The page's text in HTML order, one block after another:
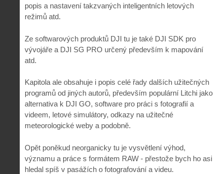
popis a nastavení takzvaných inteligentních letových
režimů atd.
Ze softwarových produktů DJI tu je také DJI SDK pro
vývojáře a DJI SG PRO určený především k mapování
atd.
Kapitola ale obsahuje i popis celé řady dalších užitečných
programů od jiných autorů, především populární Litchi jako
alternativa k DJI GO, software pro práci s fotografií a
videem, letové simulátory, odkazy na užitečné
meteorologické weby a podobně.
Opět poněkud neorganicky tu je vysvětlení výhod,
významu a práce s formátem RAW - přestože bych ho asi
hledal spíš v pasážích o fotografování a videu.